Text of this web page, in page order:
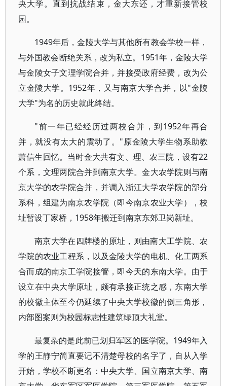
央大学。直到抗战结束，金大东还，才重新接管校
园。
1949年后，金陵大学与其他所有教会学校一样，
与外国教会断绝关系，改为私立。1951年，金陵大学
与金陵女子文理学院合并，并接受政府经费，改为公
立金陵大学。1952年，又与南京大学合并，以"金陵
大学"为名的历史就此终结。
"前一年已经经历过两校合并，到1952年再合
并，就没有太大的震动了。"原金陵大学生物系助教
萧信生回忆。当时金大共有文、理、农三院，设有22
个系，文理两院合并到南京大学。金大农学院则与南
京大学的农学院合并，并调入浙江大学农学院的部分
系科，组建为南京农学院（即今南京农业大学），校
址暂设丁家桥，1958年搬迁到南京东郊卫岗新址。
南京大学在四牌楼的原址，则由南大工学院、农
学院的农业工程系，以及金陵大学的电机、化工两系
合而成的南京工学院接管，即今天的东南大学。由于
设立在中央大学原址，颇有承接正统之感，东南大学
的校徽主体至今仍延续了中央大学校徽的倒三角形，
内部图案则为校园标志性建筑绿顶大礼堂。
最复杂的是此前已划归军区的医学院。1949年入
学的王静宁简直要记不清楚母校的名字了，自从入学
开始，学校不断更名：中央大学、国立南京大学、南